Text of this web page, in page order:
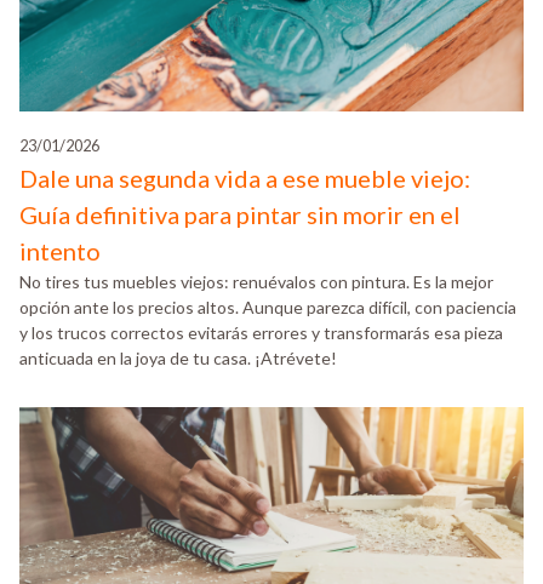
23/01/2026
Dale una segunda vida a ese mueble viejo:
Guía definitiva para pintar sin morir en el
intento
No tires tus muebles viejos: renuévalos con pintura. Es la mejor
opción ante los precios altos. Aunque parezca difícil, con paciencia
y los trucos correctos evitarás errores y transformarás esa pieza
anticuada en la joya de tu casa. ¡Atrévete!